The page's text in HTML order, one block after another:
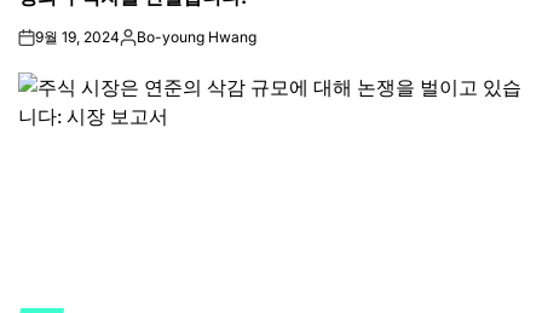
on9월 19, 2024Posted
Bo-young Hwang